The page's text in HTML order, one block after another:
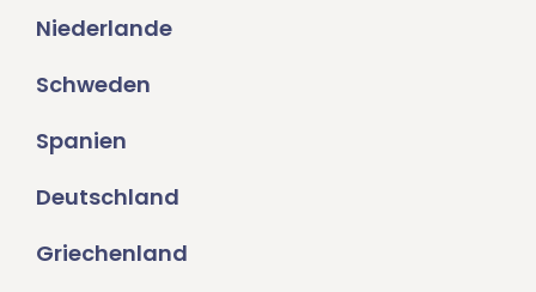
Niederlande
Schweden
Spanien
Deutschland
Griechenland